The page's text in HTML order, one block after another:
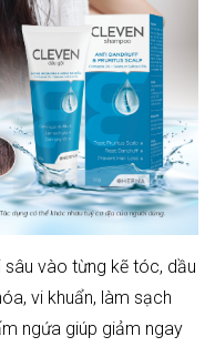
sâu vào từng kẽ tóc, dầu
vi khuẩn, làm sạch
ngứa giúp giảm ngay